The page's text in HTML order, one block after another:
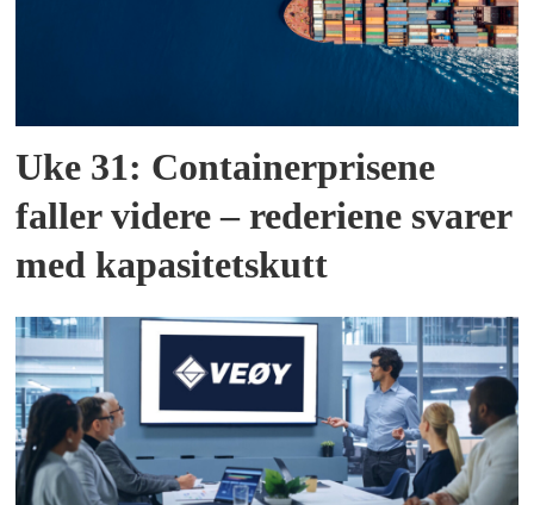
Uke 31: Containerprisene
faller videre – rederiene svarer
med kapasitetskutt